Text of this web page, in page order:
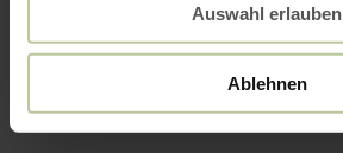
Auswahl erlauben
Ablehnen